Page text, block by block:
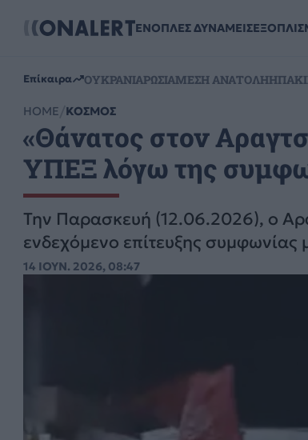
ΕΝΟΠΛΕΣ ΔΥΝΑΜΕΙΣ
Επίκαιρα ΟΥΚΡΑΝΙΑΡΩΣΙΑΜΕΣΗ ΑΝΑΤΟΛΗΗΠΑ
HOME ΚΟΣΜΟΣ
«Θάνατος στον
ΥΠΕΞ λόγω της
Την Παρασκευή (12.06.2026), ο
ενδεχόμενο επίτευξης συμφωνίας
14 ΙΟΥΝ. 2026, 08:47